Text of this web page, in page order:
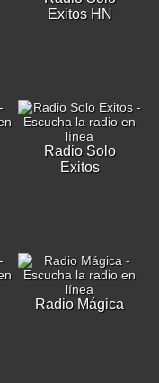
Exitos HN
Radio Solo
Exitos
Radio Mágica